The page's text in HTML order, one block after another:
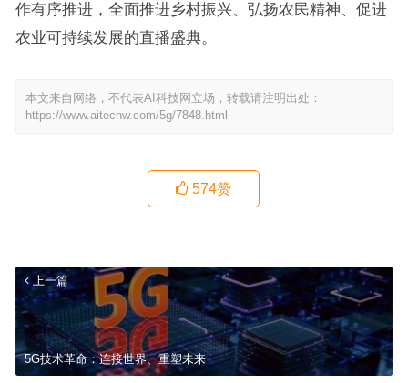
作有序推进，全面推进乡村振兴、弘扬农民精神、促进
农业可持续发展的直播盛典。
本文来自网络，不代表AI科技网立场，转载请注明出处：
https://www.aitechw.com/5g/7848.html
574赞
上一篇
5G技术革命：连接世界、重塑未来